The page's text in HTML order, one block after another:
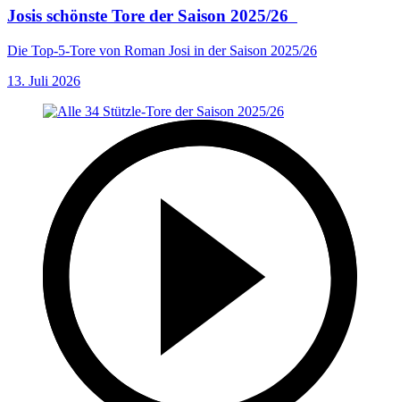
Josis schönste Tore der Saison 2025/26
Die Top-5-Tore von Roman Josi in der Saison 2025/26
13. Juli 2026